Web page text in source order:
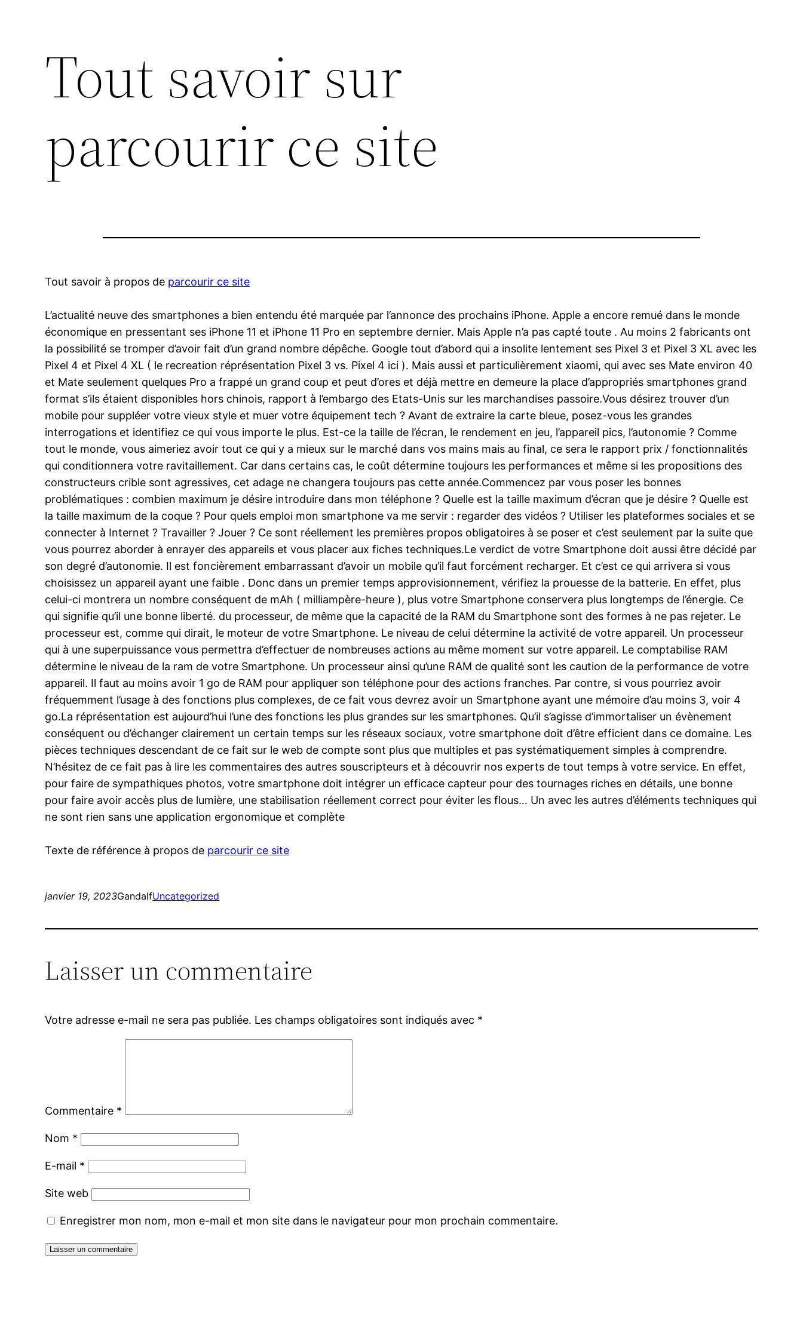
Tout savoir sur
parcourir ce site
Tout savoir à propos de parcourir ce site
L’actualité neuve des smartphones a bien entendu été marquée par l’annonce des prochains iPhone. Apple a encore remué dans le monde
économique en pressentant ses iPhone 11 et iPhone 11 Pro en septembre dernier. Mais Apple n’a pas capté toute . Au moins 2 fabricants ont
la possibilité se tromper d’avoir fait d’un grand nombre dépêche. Google tout d’abord qui a insolite lentement ses Pixel 3 et Pixel 3 XL avec les
Pixel 4 et Pixel 4 XL ( le recreation réprésentation Pixel 3 vs. Pixel 4 ici ). Mais aussi et particulièrement xiaomi, qui avec ses Mate environ 40
et Mate seulement quelques Pro a frappé un grand coup et peut d’ores et déjà mettre en demeure la place d’appropriés smartphones grand
format s’ils étaient disponibles hors chinois, rapport à l’embargo des Etats-Unis sur les marchandises passoire.Vous désirez trouver d’un
mobile pour suppléer votre vieux style et muer votre équipement tech ? Avant de extraire la carte bleue, posez-vous les grandes
interrogations et identifiez ce qui vous importe le plus. Est-ce la taille de l’écran, le rendement en jeu, l’appareil pics, l’autonomie ? Comme
tout le monde, vous aimeriez avoir tout ce qui y a mieux sur le marché dans vos mains mais au final, ce sera le rapport prix / fonctionnalités
qui conditionnera votre ravitaillement. Car dans certains cas, le coût détermine toujours les performances et même si les propositions des
constructeurs crible sont agressives, cet adage ne changera toujours pas cette année.Commencez par vous poser les bonnes
problématiques : combien maximum je désire introduire dans mon téléphone ? Quelle est la taille maximum d’écran que je désire ? Quelle est
la taille maximum de la coque ? Pour quels emploi mon smartphone va me servir : regarder des vidéos ? Utiliser les plateformes sociales et se
connecter à Internet ? Travailler ? Jouer ? Ce sont réellement les premières propos obligatoires à se poser et c’est seulement par la suite que
vous pourrez aborder à enrayer des appareils et vous placer aux fiches techniques.Le verdict de votre Smartphone doit aussi être décidé par
son degré d’autonomie. Il est foncièrement embarrassant d’avoir un mobile qu’il faut forcément recharger. Et c’est ce qui arrivera si vous
choisissez un appareil ayant une faible . Donc dans un premier temps approvisionnement, vérifiez la prouesse de la batterie. En effet, plus
celui-ci montrera un nombre conséquent de mAh ( milliampère-heure ), plus votre Smartphone conservera plus longtemps de l’énergie. Ce
qui signifie qu’il une bonne liberté. du processeur, de même que la capacité de la RAM du Smartphone sont des formes à ne pas rejeter. Le
processeur est, comme qui dirait, le moteur de votre Smartphone. Le niveau de celui détermine la activité de votre appareil. Un processeur
qui à une superpuissance vous permettra d’effectuer de nombreuses actions au même moment sur votre appareil. Le comptabilise RAM
détermine le niveau de la ram de votre Smartphone. Un processeur ainsi qu’une RAM de qualité sont les caution de la performance de votre
appareil. Il faut au moins avoir 1 go de RAM pour appliquer son téléphone pour des actions franches. Par contre, si vous pourriez avoir
fréquemment l’usage à des fonctions plus complexes, de ce fait vous devrez avoir un Smartphone ayant une mémoire d’au moins 3, voir 4
go.La réprésentation est aujourd’hui l’une des fonctions les plus grandes sur les smartphones. Qu’il s’agisse d’immortaliser un évènement
conséquent ou d’échanger clairement un certain temps sur les réseaux sociaux, votre smartphone doit d’être efficient dans ce domaine. Les
pièces techniques descendant de ce fait sur le web de compte sont plus que multiples et pas systématiquement simples à comprendre.
N’hésitez de ce fait pas à lire les commentaires des autres souscripteurs et à découvrir nos experts de tout temps à votre service. En effet,
pour faire de sympathiques photos, votre smartphone doit intégrer un efficace capteur pour des tournages riches en détails, une bonne
pour faire avoir accès plus de lumière, une stabilisation réellement correct pour éviter les flous… Un avec les autres d’éléments techniques qui
ne sont rien sans une application ergonomique et complète
Texte de référence à propos de parcourir ce site
janvier 19, 2023GandalfUncategorized
Laisser un commentaire
Votre adresse e-mail ne sera pas publiée. Les champs obligatoires sont indiqués avec *
Commentaire *
Nom *
E-mail *
Site web
Enregistrer mon nom, mon e-mail et mon site dans le navigateur pour mon prochain commentaire.